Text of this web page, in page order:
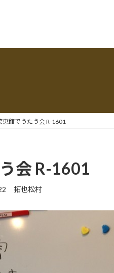
恵館でうたう会 R-1601
会 R-1601
拓也松村